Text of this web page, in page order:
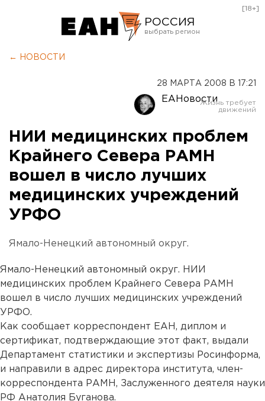
РОССИЯ
Оренбург
[18+]
← НОВОСТИ
28 МАРТА 2008 В 17:21
ЕАНовости
НИИ медицинских проблем
Крайнего Севера РАМН
вошел в число лучших
медицинских учреждений
УРФО
Ямало-Ненецкий автономный округ.
Ямало-Ненецкий автономный округ. НИИ
медицинских проблем Крайнего Севера РАМН
вошел в число лучших медицинских учреждений
УРФО.
Как сообщает корреспондент ЕАН, диплом и
сертификат, подтверждающие этот факт, выдали
Департамент статистики и экспертизы Росинформа,
и направили в адрес директора института, член-
корреспондента РАМН, Заслуженного деятеля науки
РФ Анатолия Буганова.